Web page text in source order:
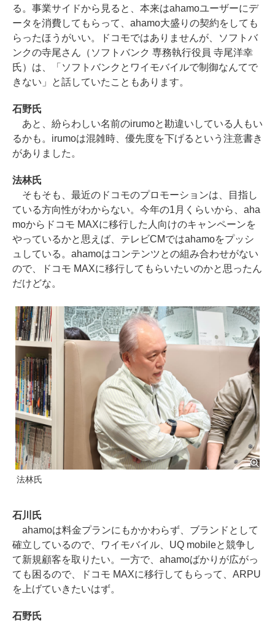
る。事業サイドから見ると、本来はahamoユーザーにデ
ータを消費してもらって、ahamo大盛りの契約をしても
らったほうがいい。ドコモではありませんが、ソフトバ
ンクの寺尾さん（ソフトバンク 専務執行役員 寺尾洋幸
氏）は、「ソフトバンクとワイモバイルで制御なんてで
きない」と話していたこともあります。
石野氏
あと、紛らわしい名前のirumoと勘違いしている人もい
るかも。irumoは混雑時、優先度を下げるという注意書き
がありました。
法林氏
そもそも、最近のドコモのプロモーションは、目指し
ている方向性がわからない。今年の1月くらいから、aha
moからドコモ MAXに移行した人向けのキャンペーンを
やっているかと思えば、テレビCMではahamoをプッシ
ュしている。ahamoはコンテンツとの組み合わせがない
ので、ドコモ MAXに移行してもらいたいのかと思ったん
だけどな。
法林氏
石川氏
ahamoは料金プランにもかかわらず、ブランドとして
確立しているので、ワイモバイル、UQ mobileと競争し
て新規顧客を取りたい。一方で、ahamoばかりが広がっ
ても困るので、ドコモ MAXに移行してもらって、ARPU
を上げていきたいはず。
石野氏